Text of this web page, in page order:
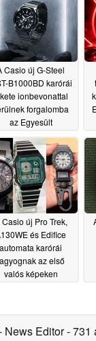
Casio új G-Steel
B1000BD karórái
ionbevonattal
forgalomba
az Egyesült
07/14/2026
Casio új Pro Trek,
és Edifice
automata karórái
az első
valós képeken
News Editor- 731